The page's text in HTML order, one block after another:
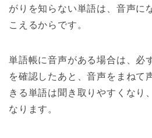
がりを知らない単語は、音声に
こえるからです。
単語帳に音声がある場合は、必
を確認したあと、音声をまねて
きる単語は聞き取りやすくなり
なります。